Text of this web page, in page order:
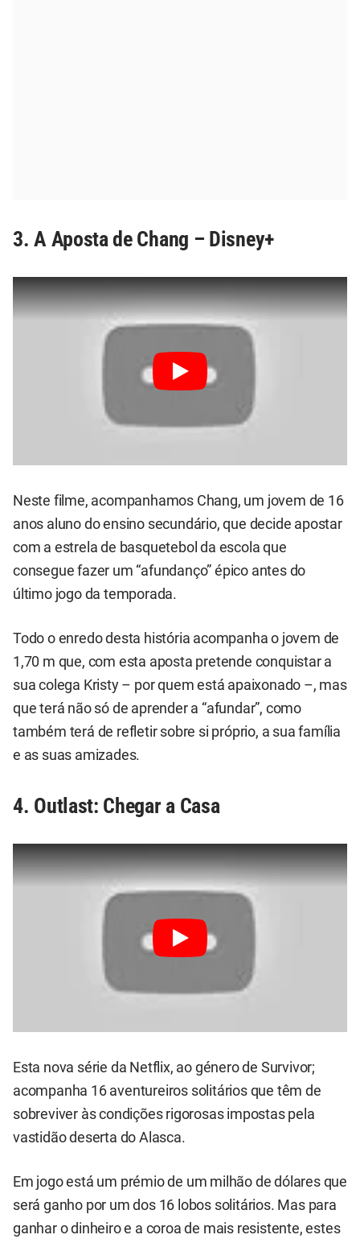
3. A Aposta de Chang – Disney+
Neste filme, acompanhamos Chang, um jovem de 16
anos aluno do ensino secundário, que decide apostar
com a estrela de basquetebol da escola que
consegue fazer um “afundanço” épico antes do
último jogo da temporada.
Todo o enredo desta história acompanha o jovem de
1,70 m que, com esta aposta pretende conquistar a
sua colega Kristy – por quem está apaixonado –, mas
que terá não só de aprender a “afundar”, como
também terá de refletir sobre si próprio, a sua família
e as suas amizades.
4. Outlast: Chegar a Casa
Esta nova série da Netflix, ao género de Survivor;
acompanha 16 aventureiros solitários que têm de
sobreviver às condições rigorosas impostas pela
vastidão deserta do Alasca.
Em jogo está um prémio de um milhão de dólares que
será ganho por um dos 16 lobos solitários. Mas para
ganhar o dinheiro e a coroa de mais resistente, estes